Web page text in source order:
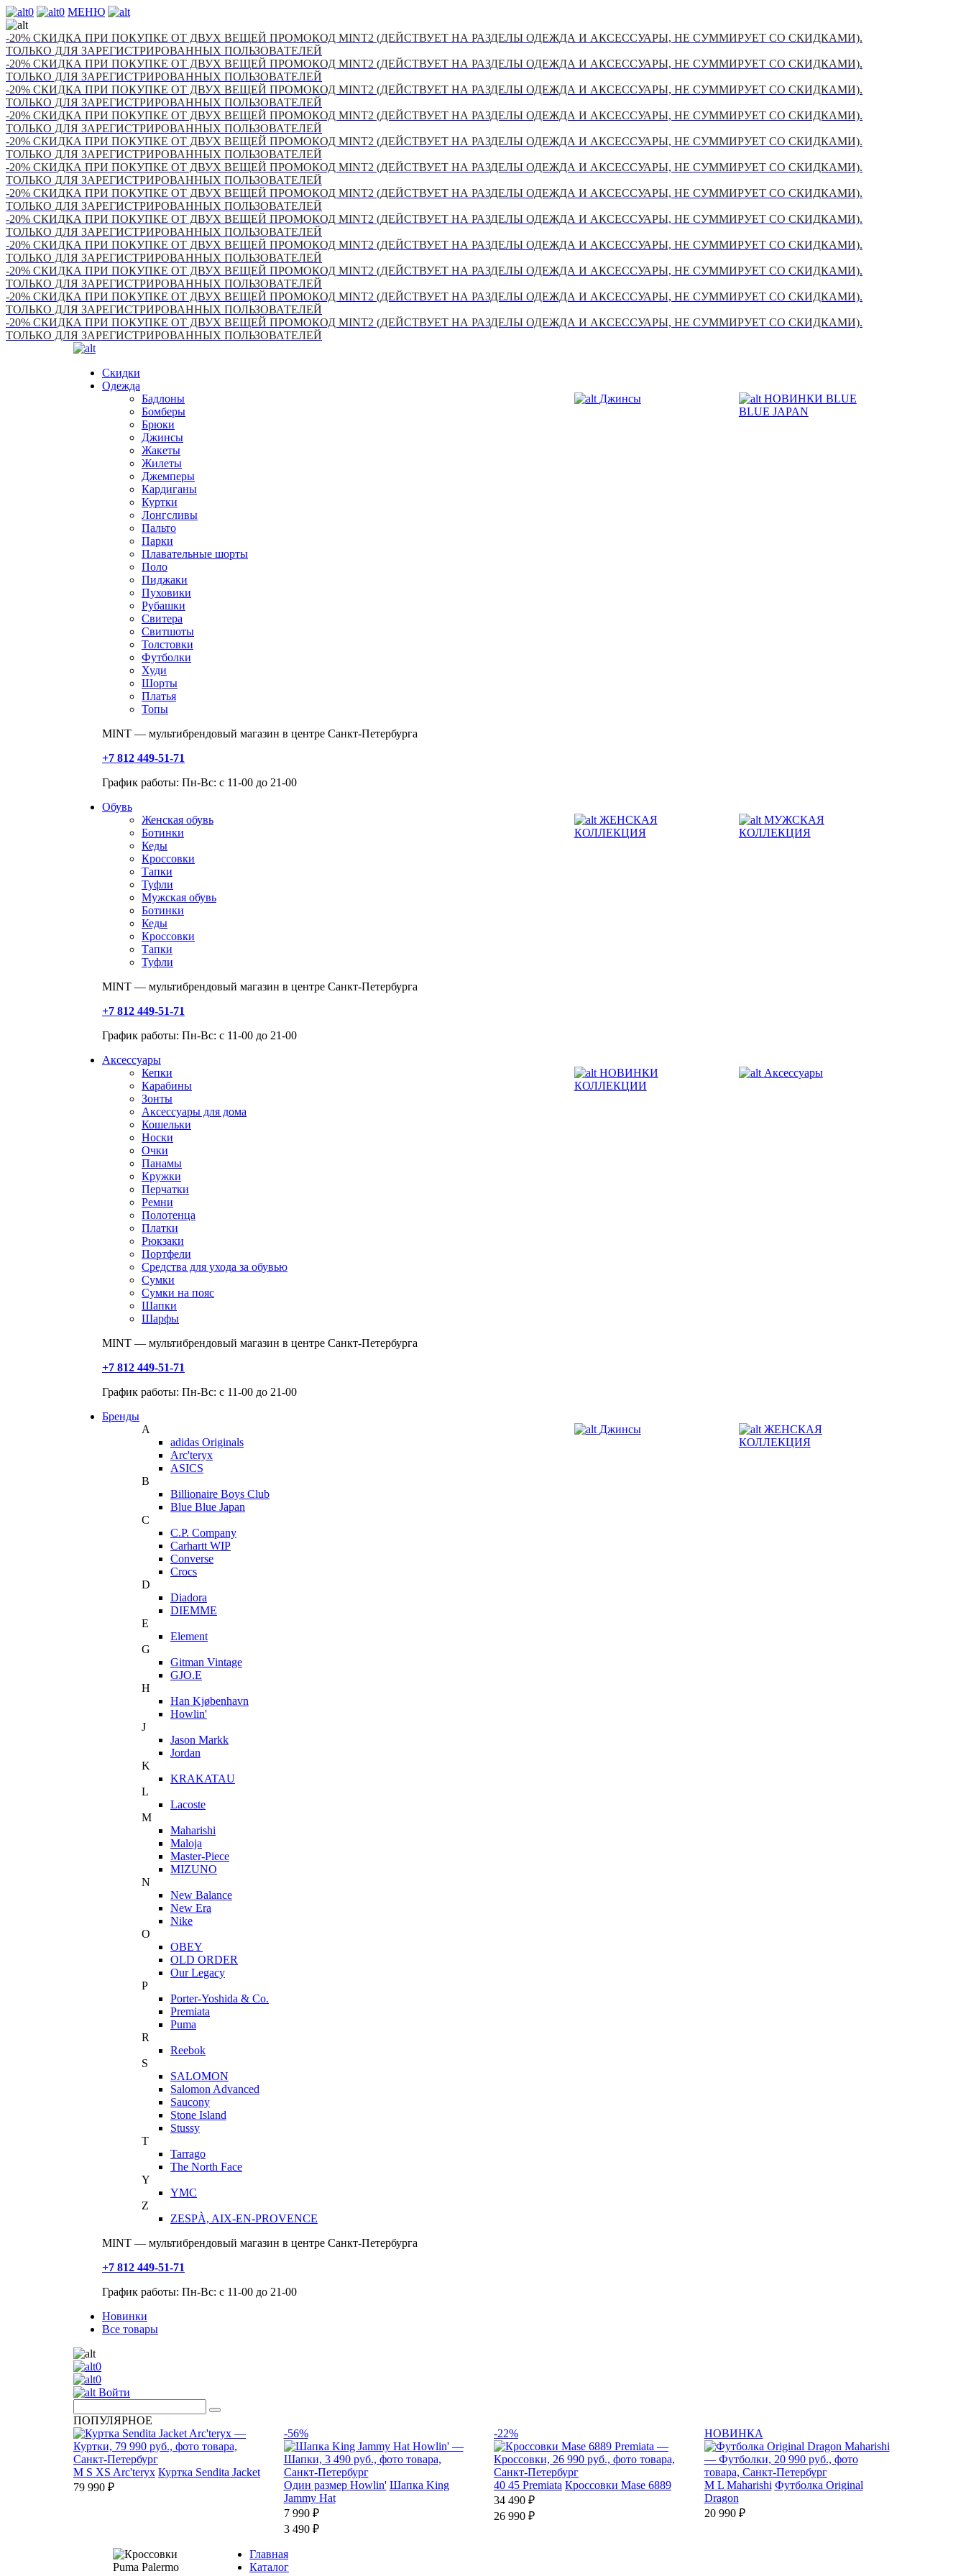
0 0 МЕНЮ
-20% СКИДКА ПРИ ПОКУПКЕ ОТ ДВУХ ВЕЩЕЙ ПРОМОКОД MINT2 (ДЕЙСТВУЕТ НА РАЗДЕЛЫ ОДЕЖДА И АКСЕССУАРЫ, НЕ СУММИРУЕТ СО СКИДКАМИ).
ТОЛЬКО ДЛЯ ЗАРЕГИСТРИРОВАННЫХ ПОЛЬЗОВАТЕЛЕЙ
-20% СКИДКА ПРИ ПОКУПКЕ ОТ ДВУХ ВЕЩЕЙ ПРОМОКОД MINT2 (ДЕЙСТВУЕТ НА РАЗДЕЛЫ ОДЕЖДА И АКСЕССУАРЫ, НЕ СУММИРУЕТ СО СКИДКАМИ).
ТОЛЬКО ДЛЯ ЗАРЕГИСТРИРОВАННЫХ ПОЛЬЗОВАТЕЛЕЙ
-20% СКИДКА ПРИ ПОКУПКЕ ОТ ДВУХ ВЕЩЕЙ ПРОМОКОД MINT2 (ДЕЙСТВУЕТ НА РАЗДЕЛЫ ОДЕЖДА И АКСЕССУАРЫ, НЕ СУММИРУЕТ СО СКИДКАМИ).
ТОЛЬКО ДЛЯ ЗАРЕГИСТРИРОВАННЫХ ПОЛЬЗОВАТЕЛЕЙ
-20% СКИДКА ПРИ ПОКУПКЕ ОТ ДВУХ ВЕЩЕЙ ПРОМОКОД MINT2 (ДЕЙСТВУЕТ НА РАЗДЕЛЫ ОДЕЖДА И АКСЕССУАРЫ, НЕ СУММИРУЕТ СО СКИДКАМИ).
ТОЛЬКО ДЛЯ ЗАРЕГИСТРИРОВАННЫХ ПОЛЬЗОВАТЕЛЕЙ
-20% СКИДКА ПРИ ПОКУПКЕ ОТ ДВУХ ВЕЩЕЙ ПРОМОКОД MINT2 (ДЕЙСТВУЕТ НА РАЗДЕЛЫ ОДЕЖДА И АКСЕССУАРЫ, НЕ СУММИРУЕТ СО СКИДКАМИ).
ТОЛЬКО ДЛЯ ЗАРЕГИСТРИРОВАННЫХ ПОЛЬЗОВАТЕЛЕЙ
-20% СКИДКА ПРИ ПОКУПКЕ ОТ ДВУХ ВЕЩЕЙ ПРОМОКОД MINT2 (ДЕЙСТВУЕТ НА РАЗДЕЛЫ ОДЕЖДА И АКСЕССУАРЫ, НЕ СУММИРУЕТ СО СКИДКАМИ).
ТОЛЬКО ДЛЯ ЗАРЕГИСТРИРОВАННЫХ ПОЛЬЗОВАТЕЛЕЙ
-20% СКИДКА ПРИ ПОКУПКЕ ОТ ДВУХ ВЕЩЕЙ ПРОМОКОД MINT2 (ДЕЙСТВУЕТ НА РАЗДЕЛЫ ОДЕЖДА И АКСЕССУАРЫ, НЕ СУММИРУЕТ СО СКИДКАМИ).
ТОЛЬКО ДЛЯ ЗАРЕГИСТРИРОВАННЫХ ПОЛЬЗОВАТЕЛЕЙ
-20% СКИДКА ПРИ ПОКУПКЕ ОТ ДВУХ ВЕЩЕЙ ПРОМОКОД MINT2 (ДЕЙСТВУЕТ НА РАЗДЕЛЫ ОДЕЖДА И АКСЕССУАРЫ, НЕ СУММИРУЕТ СО СКИДКАМИ).
ТОЛЬКО ДЛЯ ЗАРЕГИСТРИРОВАННЫХ ПОЛЬЗОВАТЕЛЕЙ
-20% СКИДКА ПРИ ПОКУПКЕ ОТ ДВУХ ВЕЩЕЙ ПРОМОКОД MINT2 (ДЕЙСТВУЕТ НА РАЗДЕЛЫ ОДЕЖДА И АКСЕССУАРЫ, НЕ СУММИРУЕТ СО СКИДКАМИ).
ТОЛЬКО ДЛЯ ЗАРЕГИСТРИРОВАННЫХ ПОЛЬЗОВАТЕЛЕЙ
-20% СКИДКА ПРИ ПОКУПКЕ ОТ ДВУХ ВЕЩЕЙ ПРОМОКОД MINT2 (ДЕЙСТВУЕТ НА РАЗДЕЛЫ ОДЕЖДА И АКСЕССУАРЫ, НЕ СУММИРУЕТ СО СКИДКАМИ).
ТОЛЬКО ДЛЯ ЗАРЕГИСТРИРОВАННЫХ ПОЛЬЗОВАТЕЛЕЙ
-20% СКИДКА ПРИ ПОКУПКЕ ОТ ДВУХ ВЕЩЕЙ ПРОМОКОД MINT2 (ДЕЙСТВУЕТ НА РАЗДЕЛЫ ОДЕЖДА И АКСЕССУАРЫ, НЕ СУММИРУЕТ СО СКИДКАМИ).
ТОЛЬКО ДЛЯ ЗАРЕГИСТРИРОВАННЫХ ПОЛЬЗОВАТЕЛЕЙ
-20% СКИДКА ПРИ ПОКУПКЕ ОТ ДВУХ ВЕЩЕЙ ПРОМОКОД MINT2 (ДЕЙСТВУЕТ НА РАЗДЕЛЫ ОДЕЖДА И АКСЕССУАРЫ, НЕ СУММИРУЕТ СО СКИДКАМИ).
ТОЛЬКО ДЛЯ ЗАРЕГИСТРИРОВАННЫХ ПОЛЬЗОВАТЕЛЕЙ
Скидки
Одежда
Бадлоны
Бомберы
Брюки
Джинсы
Жакеты
Жилеты
Джемперы
Кардиганы
Куртки
Лонгсливы
Пальто
Парки
Плавательные шорты
Поло
Пиджаки
Пуховики
Рубашки
Свитера
Свитшоты
Толстовки
Футболки
Худи
Шорты
Платья
Топы
Джинсы
НОВИНКИ BLUE
BLUE JAPAN
MINT — мультибрендовый магазин в центре Санкт-Петербурга
+7 812 449-51-71
График работы: Пн-Вс: с 11-00 до 21-00
Обувь
Женская обувь
Ботинки
Кеды
Кроссовки
Тапки
Туфли
Мужская обувь
Ботинки
Кеды
Кроссовки
Тапки
Туфли
ЖЕНСКАЯ
КОЛЛЕКЦИЯ
МУЖСКАЯ
КОЛЛЕКЦИЯ
MINT — мультибрендовый магазин в центре Санкт-Петербурга
+7 812 449-51-71
График работы: Пн-Вс: с 11-00 до 21-00
Аксессуары
Кепки
Карабины
Зонты
Аксессуары для дома
Кошельки
Носки
Очки
Панамы
Кружки
Перчатки
Ремни
Полотенца
Платки
Рюкзаки
Портфели
Средства для ухода за обувью
Сумки
Сумки на пояс
Шапки
Шарфы
НОВИНКИ
КОЛЛЕКЦИИ
Аксессуары
MINT — мультибрендовый магазин в центре Санкт-Петербурга
+7 812 449-51-71
График работы: Пн-Вс: с 11-00 до 21-00
Бренды
A
adidas Originals
Arc'teryx
ASICS
B
Billionaire Boys Club
Blue Blue Japan
C
C.P. Company
Carhartt WIP
Converse
Crocs
D
Diadora
DIEMME
E
Element
G
Gitman Vintage
GJO.E
H
Han Kjøbenhavn
Howlin'
J
Jason Markk
Jordan
K
KRAKATAU
L
Lacoste
M
Maharishi
Maloja
Master-Piece
MIZUNO
N
New Balance
New Era
Nike
O
OBEY
OLD ORDER
Our Legacy
P
Porter-Yoshida & Co.
Premiata
Puma
R
Reebok
S
SALOMON
Salomon Advanced
Saucony
Stone Island
Stussy
T
Tarrago
The North Face
Y
YMC
Z
ZESPÀ, AIX-EN-PROVENCE
Джинсы
ЖЕНСКАЯ
КОЛЛЕКЦИЯ
MINT — мультибрендовый магазин в центре Санкт-Петербурга
+7 812 449-51-71
График работы: Пн-Вс: с 11-00 до 21-00
Новинки
Все товары
0
0
Войти
ПОПУЛЯРНОЕ
M S XS Arc'teryx Куртка Sendita Jacket
79 990 ₽
-56%
Один размер Howlin' Шапка King
Jammy Hat
7 990 ₽
3 490 ₽
-22%
40 45 Premiata Кроссовки Mase 6889
34 490 ₽
26 990 ₽
НОВИНКА
M L Maharishi Футболка Original
Dragon
20 990 ₽
Главная
Каталог